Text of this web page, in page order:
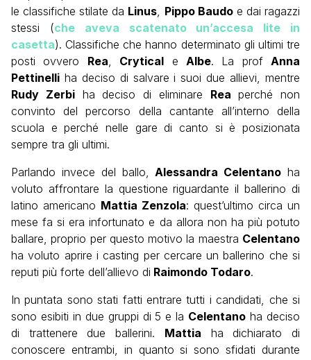
le classifiche stilate da Linus Pippo Baudoe dai ragazzi
stessi (che aveva scatenato un’accesa lite in
casetta). Classifiche che hanno determinato gli ultimi tre
posti ovvero Rea Crytical e Albe. La prof Anna
Pettinelli ha deciso di salvare i suoi due allievi, mentre
Rudy Zerbiha deciso di eliminare Rea perché non
convinto del percorso della cantante all’interno della
scuola e perché nelle gare di canto si è posizionata
sempre tra gli ultimi.
Parlando invece del ballo, Alessandra Celentano ha
voluto affrontare la questione riguardante il ballerino di
latino americano Mattia Zenzola: quest’ultimo circa un
mese fa si era infortunato e da allora non ha più potuto
ballare, proprio per questo motivo la maestra Celentano
ha voluto aprire i casting per cercare un ballerino che si
reputi più forte dell’allievo di Raimondo Todaro.
In puntata sono stati fatti entrare tutti i candidati, che si
sono esibiti in due gruppi di 5 e la Celentano ha deciso
di trattenere due ballerini. Mattia ha dichiarato di
conoscere entrambi, in quanto si sono sfidati durante